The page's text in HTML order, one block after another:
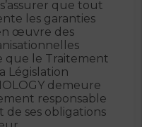
que tout
les garanties
œuvre des
que le Traitement
Législation
demeure
responsable
de ses obligations